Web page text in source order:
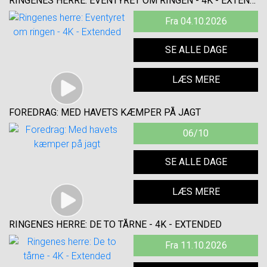
Fra 04.10.2026
SE ALLE DAGE
LÆS MERE
FOREDRAG: MED HAVETS KÆMPER PÅ JAGT
06/10
SE ALLE DAGE
LÆS MERE
RINGENES HERRE: DE TO TÅRNE - 4K - EXTENDED
Fra 11.10.2026